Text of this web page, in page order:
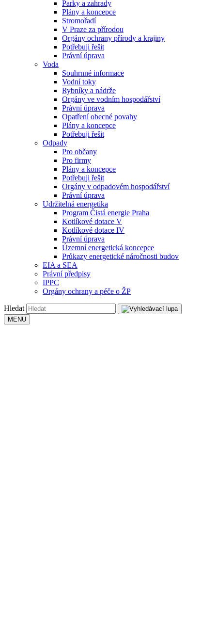
Parky a zahrady
Plány a koncepce
Stromořadí
V Praze za přírodou
Orgány ochrany přírody a krajiny
Potřebuji řešit
Právní úprava
Voda
Souhrnné informace
Vodní toky
Rybníky a nádrže
Orgány ve vodním hospodářství
Právní úprava
Opatření obecné povahy
Plány a koncepce
Potřebuji řešit
Odpady
Pro občany
Pro firmy
Plány a koncepce
Potřebuji řešit
Orgány v odpadovém hospodářství
Právní úprava
Udržitelná energetika
Program Čistá energie Praha
Kotlíkové dotace V
Kotlíkové dotace IV
Právní úprava
Územní energetická koncepce
Průkazy energetické náročnosti budov
EIA a SEA
Právní předpisy
IPPC
Orgány ochrany a péče o ŽP
Hledat
MENU